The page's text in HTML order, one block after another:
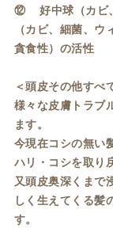
⑫ 好中球（カビ
（カビ、細菌、
貪食性）の活性
＜頭皮その他すべ
様々な皮膚トラブ
ます。
今現在コシの無い
ハリ・コシを取り
又頭皮奥深くまで
しく生えてくる髪
す。